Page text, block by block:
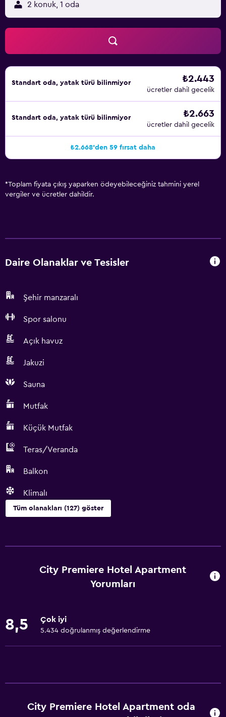
2 konuk, 1 oda
Standart oda, yatak türü bilinmiyor ₺2.443
ücretler dahil gecelik
Standart oda, yatak türü bilinmiyor ₺2.663
ücretler dahil gecelik
₺2.668'den 59 fırsat daha
*Toplam fiyata çıkış yaparken ödeyebileceğiniz tahmini yerel
vergiler ve ücretler dahildir.
Daire Olanaklar ve Tesisler
Şehir manzaralı
Spor salonu
Açık havuz
Jakuzi
Sauna
Mutfak
Küçük Mutfak
Teras/Veranda
Balkon
Klimalı
Tüm olanakları (127) göster
Birimin tamamına tekerlekli sandalye ile erişilebilir
Hipoalerjenik
Özel Sigara İçilir Alan
Özel giriş
Asansörle erişilebilir
City Premiere Hotel Apartment
Yorumları
8,5 Çok iyi
5.434 doğrulanmış değerlendirme
City Premiere Hotel Apartment oda